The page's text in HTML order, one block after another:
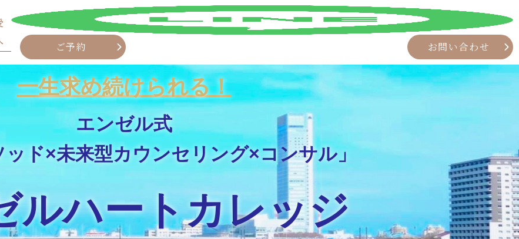
ご予約
ご予約 お問い合わせ
一生求め続けられる！
エンゼル式
ッド×未来型カウンセリング×コンサル」
ルハートカレッジ